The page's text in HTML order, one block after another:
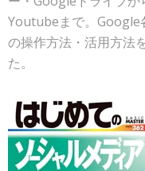
Youtubeまで。Google
の操作方法・活用方法
た。